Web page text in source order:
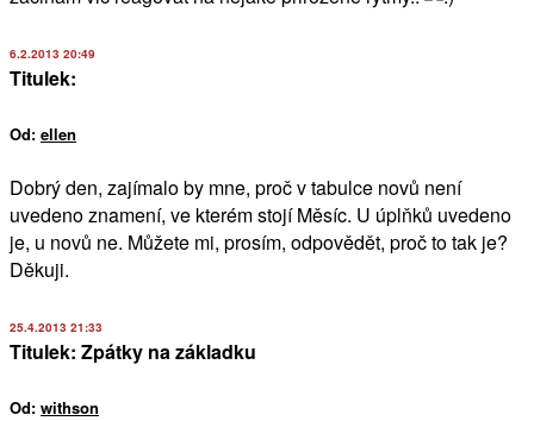
6.2.2013 20:49
Titulek:
Od: ellen
Dobrý den, zajímalo by mne, proč v tabulce novů není
uvedeno znamení, ve kterém stojí Měsíc. U úplňků uvedeno
je, u novů ne. Můžete mi, prosím, odpovědět, proč to tak je?
Děkuji.
25.4.2013 21:33
Titulek: Zpátky na základku
Od: withson